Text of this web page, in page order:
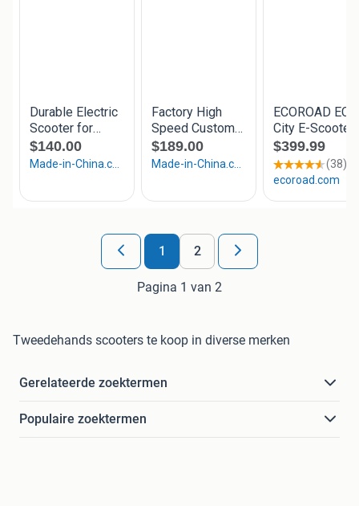
1 2
Pagina 1 van 2
Tweedehands scooters te koop in diverse merken
Gerelateerde zoektermen
Populaire zoektermen